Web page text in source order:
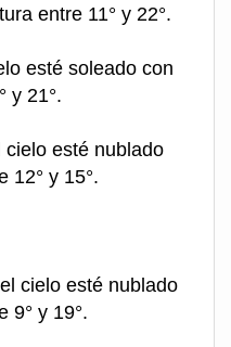
entre 11° y 22°.
esté soleado con
y 21°.
esté nublado
12° y 15°.
cielo esté nublado
9° y 19°.